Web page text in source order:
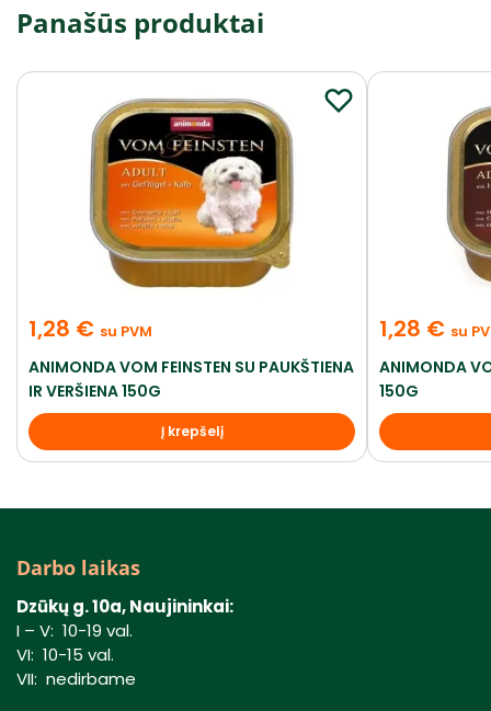
Panašūs produktai
1,28 € su PVM
ANIMONDA VOM FEINSTEN SU PAUKŠTIENA
IR VERŠIENA 150G
Į krepšelį
1,28 € su
ANIMONDA
150G
Darbo laikas
Dzūkų g. 10a, Naujininkai:
I – V: 10-19 val.
VI: 10-15 val.
VII: nedirbame